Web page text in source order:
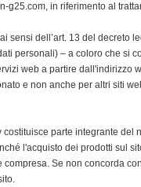
g25.com, in riferimento al
sensi dell’art. 13 del decreto
personali) – a coloro che si
web a partire dall'indirizzo
e non anche per altri siti
parte integrante del
l'acquisto dei prodotti sul
compresa. Se non concorda